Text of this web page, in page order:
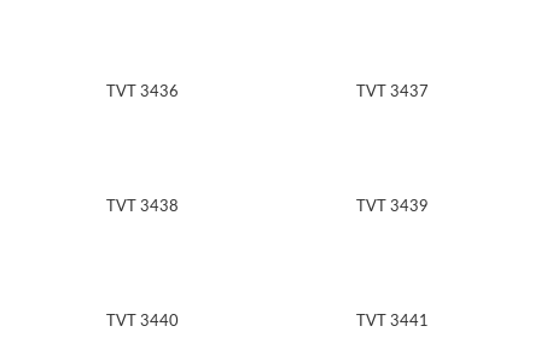
TVT 3436 TVT 3437
TVT 3438 TVT 3439
TVT 3440 TVT 3441